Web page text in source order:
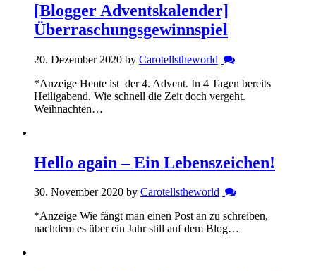
[Blogger Adventskalender]
Überraschungsgewinnspiel
20. Dezember 2020 by Carotellstheworld
*Anzeige Heute ist der 4. Advent. In 4 Tagen bereits
Heiligabend. Wie schnell die Zeit doch vergeht.
Weihnachten…
Hello again – Ein Lebenszeichen!
30. November 2020 by Carotellstheworld
*Anzeige Wie fängt man einen Post an zu schreiben,
nachdem es über ein Jahr still auf dem Blog…